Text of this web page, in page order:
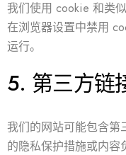
我们使用 cookie 和类
在浏览器设置中禁用
运行。
5. 第三方链
我们的网站可能包含第
的隐私保护措施或内容